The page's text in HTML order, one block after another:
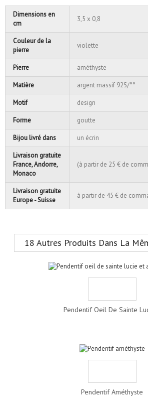
Dimensions en
cm
3,5 x 0,8
Couleur de la
pierre
violette
Pierre améthyste
Matière argent massif 925/°°
Motif design
Forme goutte
Bijou livré dans un écrin
Livraison gratuite
France, Andorre,
Monaco
(à partir de 25 € de
Livraison gratuite
Europe - Suisse
à partir de 45 € de
18 Autres Produits Dans La
Pendentif Oeil De Sainte
Pendentif Améthyste